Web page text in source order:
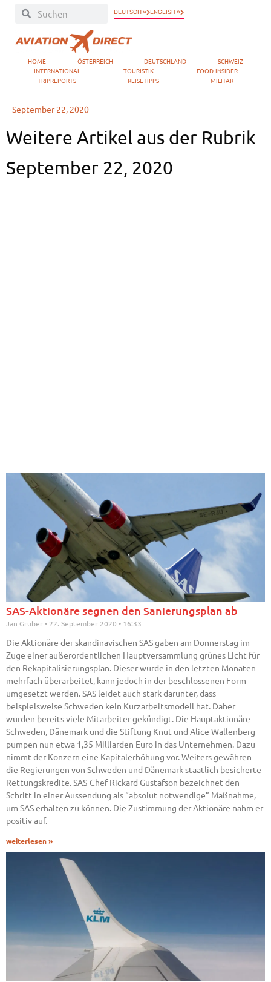
DEUTSCH » ENGLISH »
HOME ÖSTERREICH DEUTSCHLAND
SCHWEIZ
INTERNATIONAL
TOURISTIK
FOOD-INSIDER
TRIPREPORTS
REISETIPPS MILITÄR
September 22, 2020
Weitere Artikel aus der Rubrik
September 22, 2020
SAS-Aktionäre segnen den Sanierungsplan ab
Jan Gruber 22. September 2020 16:33
Die Aktionäre der skandinavischen SAS gaben am Donnerstag im
Zuge einer außerordentlichen Hauptversammlung grünes Licht für
den Rekapitalisierungsplan. Dieser wurde in den letzten Monaten
mehrfach überarbeitet, kann jedoch in der beschlossenen Form
umgesetzt werden. SAS leidet auch stark darunter, dass
beispielsweise Schweden kein Kurzarbeitsmodell hat. Daher
wurden bereits viele Mitarbeiter gekündigt. Die Hauptaktionäre
Schweden, Dänemark und die Stiftung Knut und Alice Wallenberg
pumpen nun etwa 1,35 Milliarden Euro in das Unternehmen. Dazu
nimmt der Konzern eine Kapitalerhöhung vor. Weiters gewähren
die Regierungen von Schweden und Dänemark staatlich besicherte
Rettungskredite. SAS-Chef Rickard Gustafson bezeichnet den
Schritt in einer Aussendung als “absolut notwendige” Maßnahme,
um SAS erhalten zu können. Die Zustimmung der Aktionäre nahm er
positiv auf.
weiterlesen »